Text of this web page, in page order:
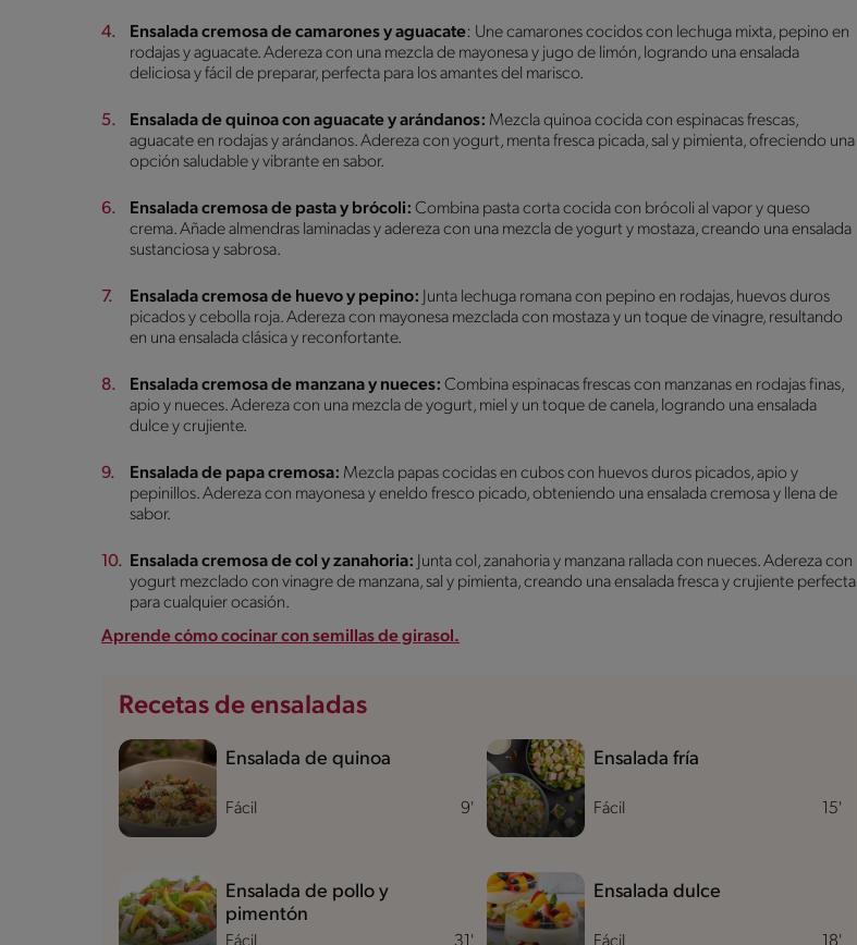
Ensalada cremosa de camarones y aguacate: Une camarones cocidos con lechuga mixta, pepino en
rodajas y aguacate. Adereza con una mezcla de mayonesa y jugo de limón, logrando una ensalada
deliciosa y fácil de preparar, perfecta para los amantes del marisco.
Ensalada de quinoa con aguacate y arándanos: Mezcla quinoa cocida con espinacas frescas,
aguacate en rodajas y arándanos. Adereza con yogurt, menta fresca picada, sal y pimienta, ofreciendo una
opción saludable y vibrante en sabor.
Ensalada cremosa de pasta y brócoli: Combina pasta corta cocida con brócoli al vapor y queso
crema. Añade almendras laminadas y adereza con una mezcla de yogurt y mostaza, creando una ensalada
sustanciosa y sabrosa.
Ensalada cremosa de huevo y pepino: Junta lechuga romana con pepino en rodajas, huevos duros
picados y cebolla roja. Adereza con mayonesa mezclada con mostaza y un toque de vinagre, resultando
en una ensalada clásica y reconfortante.
Ensalada cremosa de manzana y nueces: Combina espinacas frescas con manzanas en rodajas finas,
apio y nueces. Adereza con una mezcla de yogurt, miel y un toque de canela, logrando una ensalada
dulce y crujiente.
Ensalada de papa cremosa: Mezcla papas cocidas en cubos con huevos duros picados, apio y
pepinillos. Adereza con mayonesa y eneldo fresco picado, obteniendo una ensalada cremosa y llena de
sabor.
Ensalada cremosa de col y zanahoria: Junta col, zanahoria y manzana rallada con nueces. Adereza con
yogurt mezclado con vinagre de manzana, sal y pimienta, creando una ensalada fresca y crujiente perfecta
para cualquier ocasión.
Aprende cómo cocinar con semillas de girasol.
Recetas de ensaladas
Fácil 9'
Ensalada de quinoa
Fácil 15'
Ensalada fría
Fácil 31'
Ensalada de pollo y
pimentón
Fácil 18'
Ensalada dulce